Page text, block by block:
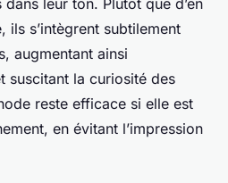
leur ton. Plutôt que d’en
ils s’intègrent subtilement
augmentant ainsi
suscitant la curiosité des
reste efficace si elle est
en évitant l’impression